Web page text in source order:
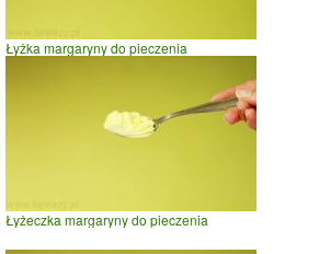
Łyżka margaryny do pieczenia
Łyżeczka margaryny do pieczenia